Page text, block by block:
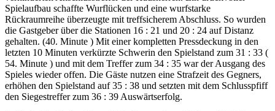
Spielaufbau schaffte Wurflücken und eine wurfstarke
Rückraumreihe überzeugte mit treffsicherem Abschluss. So wurden
die Gastgeber über die Stationen 16 : 21 und 20 : 24 auf Distanz
gehalten. (40. Minute ) Mit einer kompletten Pressdeckung in den
letzten 10 Minuten verkürzte Schwerin den Spielstand zum 31 : 33 (
54. Minute ) und mit dem Treffer zum 34 : 35 war der Ausgang des
Spieles wieder offen. Die Gäste nutzen eine Strafzeit des Gegners,
erhöhen den Spielstand auf 35 : 38 und setzten mit dem Schlusspfiff
den Siegestreffer zum 36 : 39 Auswärtserfolg.